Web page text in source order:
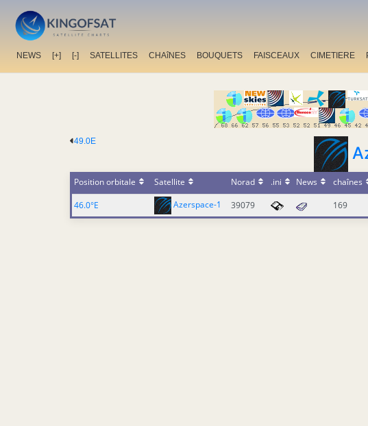
NEWS [+] [-] SATELLITES CHAîNES BOUQUETS FAISCEAUX CIMETIERE
49.0E
Position orbitale Satellite Norad .ini News chaînes
46.0°E
Azerspace-1 39079 169